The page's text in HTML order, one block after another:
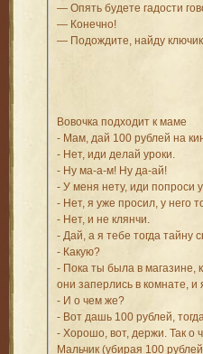
— Опять будете гадости
— Конечно!
— Подождите, найду
Вовочка подходит к маме
- Мам, дай 100 рублей на
- Нет, иди делай уроки.
- Ну ма-а-м! Ну да-ай!
- У меня нету, иди попроси
- Нет, я уже просил, у него
- Нет, и не клянчи.
- Дай, а я тебе тогда тайну
- Какую?
- Пока ты была в магазине,
они заперлись в комнате,
- И о чем же?
- Вот дашь 100 рублей,
- Хорошо, вот, держи. Так о
Мальчик (убирая 100